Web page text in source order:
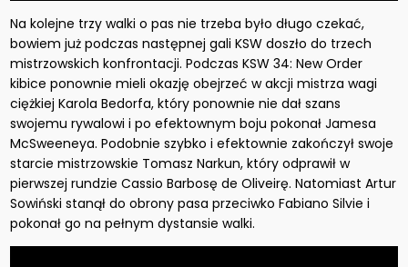
Na kolejne trzy walki o pas nie trzeba było długo czekać,
bowiem już podczas następnej gali KSW doszło do trzech
mistrzowskich konfrontacji. Podczas KSW 34: New Order
kibice ponownie mieli okazję obejrzeć w akcji mistrza wagi
ciężkiej Karola Bedorfa, który ponownie nie dał szans
swojemu rywalowi i po efektownym boju pokonał Jamesa
McSweeneya. Podobnie szybko i efektownie zakończył swoje
starcie mistrzowskie Tomasz Narkun, który odprawił w
pierwszej rundzie Cassio Barbosę de Oliveirę. Natomiast Artur
Sowiński stanął do obrony pasa przeciwko Fabiano Silvie i
pokonał go na pełnym dystansie walki.